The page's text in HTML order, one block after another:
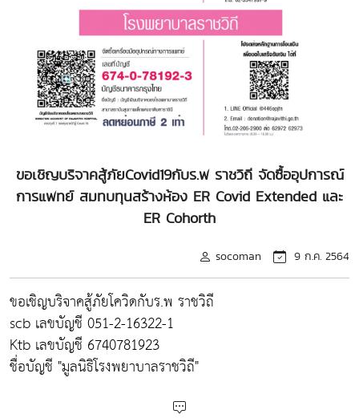
ขอเชิญบริจาคสู้ภัยCovid19กับร.พ ราชวิถี จัดซื้ออุปการณ์
การแพทย์ สมทบทุนสร้างห้อง ER Covid Extended และ
ER Cohorth
socoman 9 ก.ค. 2564
ขอเชิญบริจาคสู้ภัยโควิดกับร.พ ราชวิถี
scb เลขบัญชี 051-2-16322-1
Ktb เลขบัญชี 6740781923
ชื่อบัญชี "มูลนิธิโรงพยาบาลราชวิถี"